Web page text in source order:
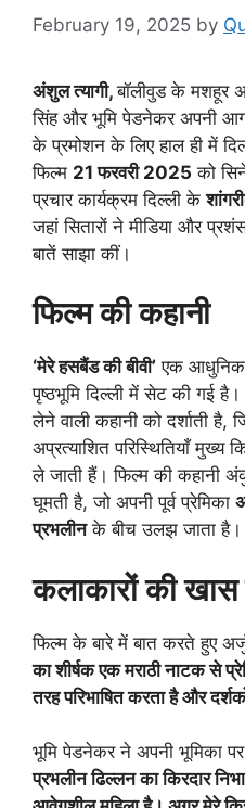
February 19, 2025 by
अंशुल त्यागी,बॉलीवुड के मशहूर
सिंह और भूमि पेडनेकर अपनी
के प्रमोशन के लिए हाल ही में
फिल्म 21 फरवरी 2025 को
प्रचार कार्यक्रम दिल्ली के
जहां सितारों ने मीडिया और
बातें साझा कीं।
फिल्म की कहानी
‘मेरे हसबैंड की बीवी’ एक आधुनिक
पृष्ठभूमि दिल्ली में सेट की गई
लेने वाली कहानी को दर्शाती है,
अप्रत्याशित परिस्थितियाँ मुख्य
ले जाती हैं। फिल्म की कहानी
घूमती है, जो अपनी पूर्व प्रेमिका
प्रभलीनके बीच उलझ जाता है।
कलाकारों की खास
फिल्म के बारे में बात करते हुए
का शीर्षक एक मराठी नाटक से
तरह परिभाषित करता है और
भूमि पेडनेकर ने अपनी भूमिका
प्रभलीन ढिल्लन का किरदार